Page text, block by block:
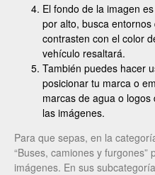
El fondo de la imagen
por alto, busca
contrasten con el color
vehículo resaltará.
También puedes hacer
posicionar tu marca o
marcas de agua o
las imágenes.
Para que sepas, en la
“Buses, camiones y furgones”
imágenes. En sus